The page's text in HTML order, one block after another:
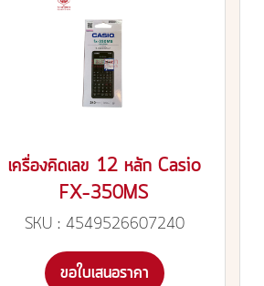
เครื่องคิดเลข 12 หลัก Casio
FX-350MS
SKU : 4549526607240
ขอใบเสนอราคา